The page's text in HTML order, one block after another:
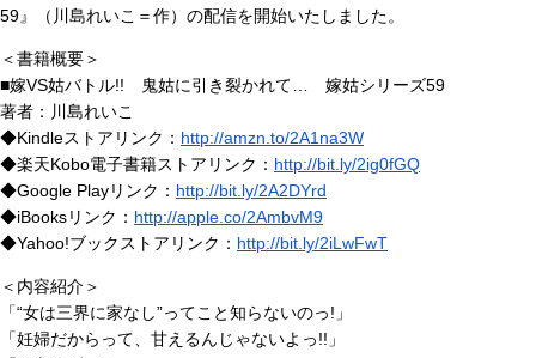
59』（川島れいこ＝作）の配信を開始いたしました。
＜書籍概要＞
■嫁VS姑バトル!! 鬼姑に引き裂かれて… 嫁姑シリーズ59
著者：川島れいこ
◆Kindleストアリンク： http://amzn.to/2A1na3W
◆楽天Kobo電子書籍ストアリンク： http://bit.ly/2ig0fGQ
◆Google Playリンク： http://bit.ly/2A2DYrd
◆iBooksリンク： http://apple.co/2AmbvM9
◆Yahoo!ブックストアリンク： http://bit.ly/2iLwFwT
＜内容紹介＞
「“女は三界に家なし”ってこと知らないのっ!」
「妊婦だからって、甘えるんじゃないよっ!!」